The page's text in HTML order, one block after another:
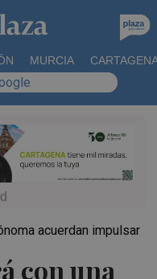
MURCIA
con una
acuerdan impulsar